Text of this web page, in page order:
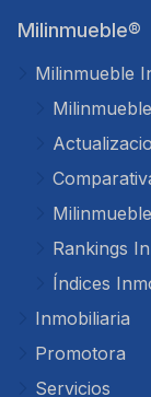
Milinmueble®
Milinmueble
Rankings
Índices
Inmobiliaria
Promotora
Servicios